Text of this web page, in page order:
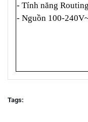
- Tính năng
- Nguồn 100-
Tags: